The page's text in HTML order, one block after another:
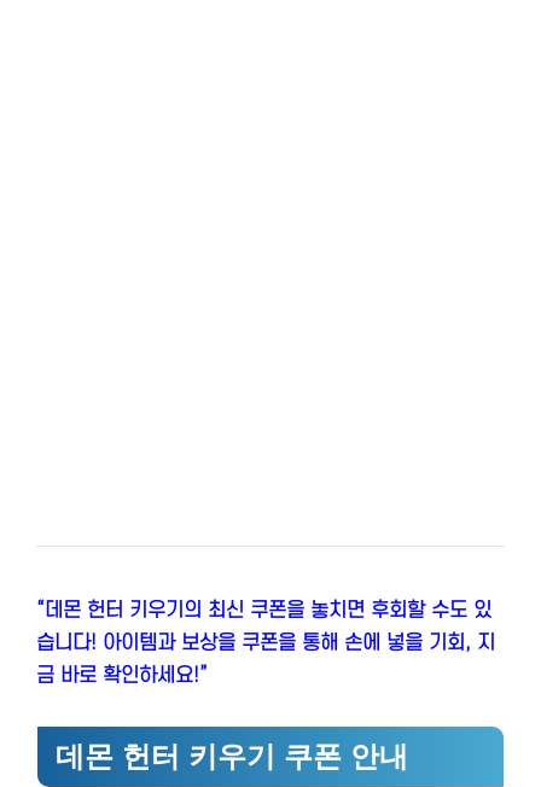
“데몬 헌터 키우기의 최신 쿠폰을 놓치면 후회할 수도 있
습니다! 아이템과 보상을 쿠폰을 통해 손에 넣을 기회, 지
금 바로 확인하세요!”
데몬 헌터 키우기 쿠폰 안내